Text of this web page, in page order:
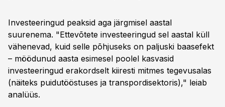
Investeeringud peaksid aga järgmisel aastal
suurenema. "Ettevõtete investeeringud sel aastal küll
vähenevad, kuid selle põhjuseks on paljuski baasefekt
– möödunud aasta esimesel poolel kasvasid
investeeringud erakordselt kiiresti mitmes tegevusalas
(näiteks puidutööstuses ja transpordisektoris)," leiab
analüüs.